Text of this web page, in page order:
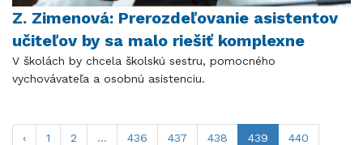
Z. Zimenová: Prerozdeľovanie asistentov
učiteľov by sa malo riešiť komplexne
V školách by chcela školskú sestru, pomocného
vychovávateľa a osobnú asistenciu.
‹ 1 2 ... 436 437 438 439 440